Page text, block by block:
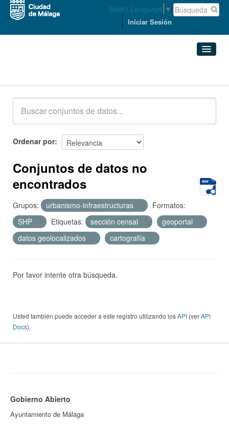
Select Language ▼
Iniciar Sesión
Acerca de
Ordenar por
Conjuntos de datos no
encontrados
Grupos: urbanismo-infraestructuras
Formatos:
SHP
Etiquetas: sección censal
geoportal
datos geolocalizados
cartografía
Por favor intente otra búsqueda.
Usted también puede acceder a este registro utilizando losAPI (verAPI
Docs).
Gobierno Abierto
Ayuntamiento de Málaga